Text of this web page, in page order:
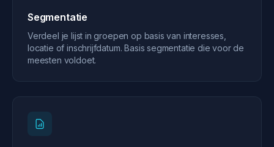
Segmentatie
Verdeel je lijst in groepen op basis van interesses,
locatie of inschrijfdatum. Basis segmentatie die voor de
meesten voldoet.